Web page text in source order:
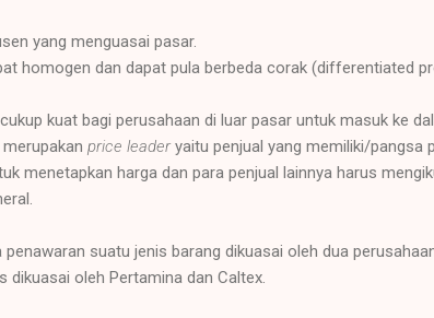
yang menguasai pasar.
homogen dan dapat pula berbeda corak (differentiated
kuat bagi perusahaan di luar pasar untuk masuk ke
price leaderyaitu penjual yang memiliki/pangsa
menetapkan harga dan para penjual lainnya harus
suatu jenis barang dikuasai oleh dua
dikuasai oleh Pertamina dan Caltex.